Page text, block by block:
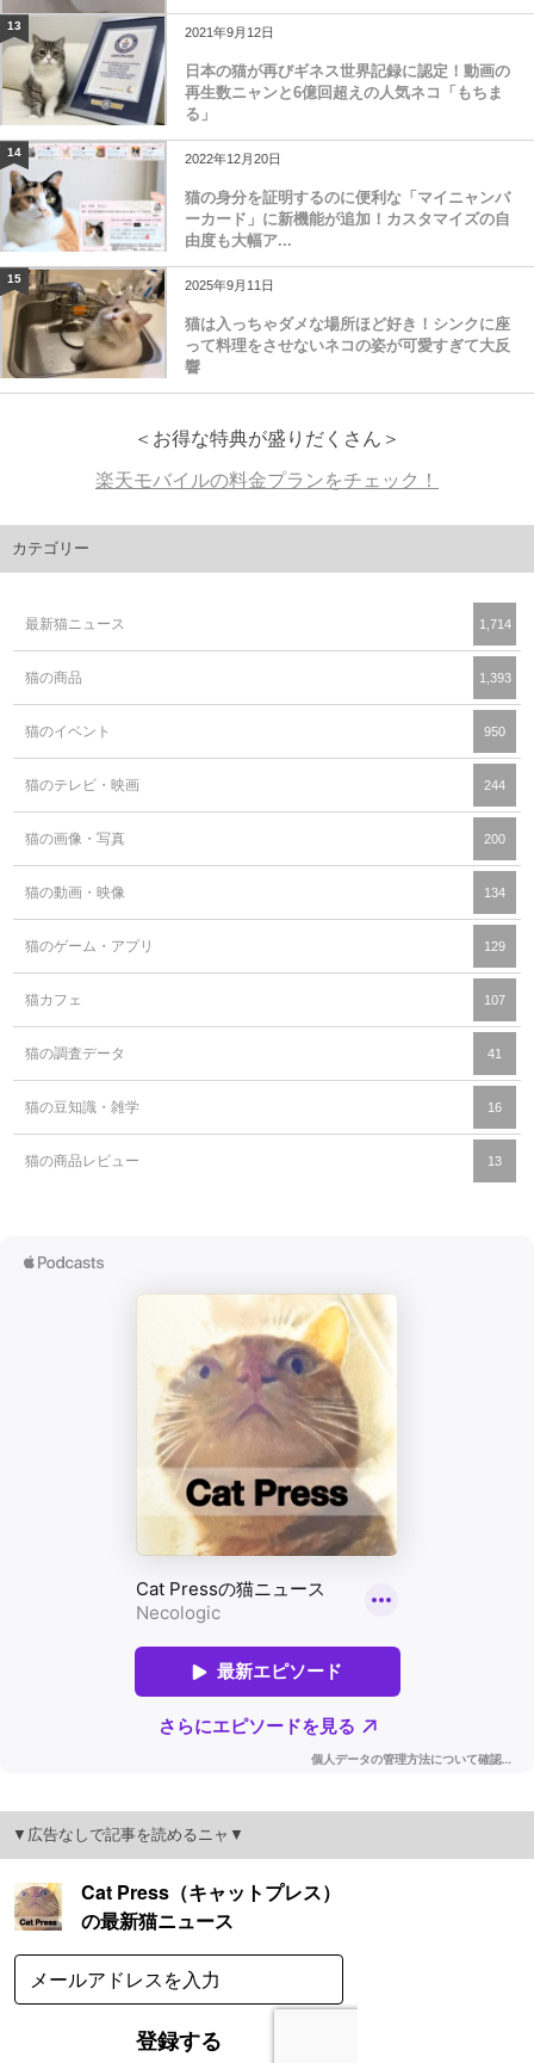
13 2021年9月12日
日本の猫が再びギネス世界記録に認定！動画の
再生数ニャンと6億回超えの人気ネコ「もちま
る」
14 2022年12月20日
猫の身分を証明するのに便利な「マイニャンバ
ーカード」に新機能が追加！カスタマイズの自
由度も大幅ア...
15 2025年9月11日
猫は入っちゃダメな場所ほど好き！シンクに座
って料理をさせないネコの姿が可愛すぎて大反
響
＜お得な特典が盛りだくさん＞
楽天モバイルの料金プランをチェック！
カテゴリー
最新猫ニュース 1,714
猫の商品 1,393
猫のイベント 950
猫のテレビ・映画 244
猫の画像・写真 200
猫の動画・映像 134
猫のゲーム・アプリ 129
猫カフェ 107
猫の調査データ 41
猫の豆知識・雑学 16
猫の商品レビュー 13
▼広告なしで記事を読めるニャ▼